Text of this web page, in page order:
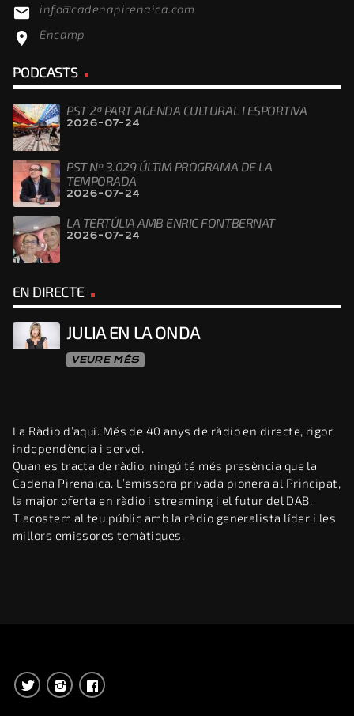
email info@cadenapirenaica.com
location_on Encamp
PODCASTS
PST 2ª PART AGENDA CULTURAL I ESPORTIVA
2026-07-24
PST Nº 3.029 ÚLTIM PROGRAMA DE LA
TEMPORADA
2026-07-24
LA TERTÚLIA AMB ENRIC FONTBERNAT
2026-07-24
EN DIRECTE
JULIA EN LA ONDA
VEURE MÉS
La Ràdio d’aquí. Més de 40 anys de ràdio en directe, rigor,
independència i servei.
Quan es tracta de ràdio, ningú té més presència que la
Cadena Pirenaica. L’emissora privada pionera al Principat,
la major oferta en ràdio i streaming i el futur del DAB.
T’acostem al teu públic amb la ràdio generalista líder i les
millors emissores temàtiques.